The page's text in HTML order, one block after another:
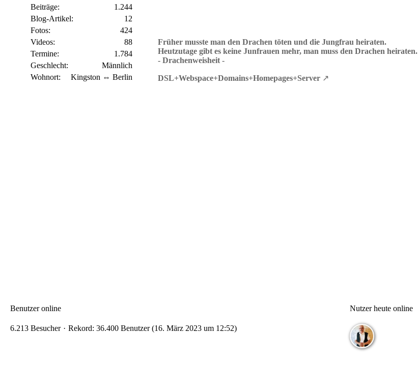
Beiträge
1.244
Blog-Artikel
12
Fotos
424
Videos
88
Termine
1.784
Geschlecht
Männlich
Wohnort
Kingston ⇔ Berlin
Früher musste man den Drachen töten und die Jungfrau heiraten.
Heutzutage gibt es keine Junfrauen mehr, man muss den Drachen heiraten.
- Drachenweisheit -
DSL+Webspace+Domains+Homepages+Server
Benutzer online
6.213 Besucher Rekord: 36.400 Benutzer (16. März 2023 um 12:52)
Nutzer heute online